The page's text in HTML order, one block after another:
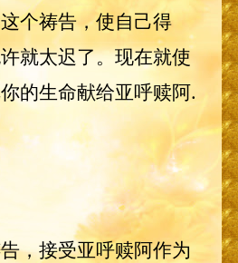
个祷告，使自己得
就太迟了。现在就使
的生命献给亚呼赎阿.
，接受亚呼赎阿作为